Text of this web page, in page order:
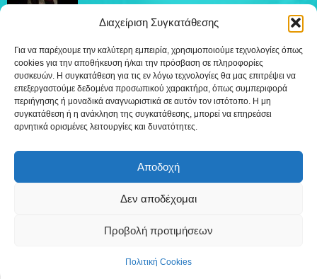
Διαχείριση Συγκατάθεσης
Για να παρέχουμε την καλύτερη εμπειρία, χρησιμοποιούμε τεχνολογίες όπως
cookies για την αποθήκευση ή/και την πρόσβαση σε πληροφορίες
συσκευών. Η συγκατάθεση για τις εν λόγω τεχνολογίες θα μας επιτρέψει να
επεξεργαστούμε δεδομένα προσωπικού χαρακτήρα, όπως συμπεριφορά
περιήγησης ή μοναδικά αναγνωριστικά σε αυτόν τον ιστότοπο. Η μη
συγκατάθεση ή η ανάκληση της συγκατάθεσης, μπορεί να επηρεάσει
αρνητικά ορισμένες λειτουργίες και δυνατότητες.
Αποδοχή
Δεν αποδέχομαι
Προβολή προτιμήσεων
Πολιτική Cookies
ΔΗΜΟΦΙΛΗ ΚΑΤΗΓΟΡΙΑ
Ειδήσεις
Εκπομπές
Τοπικά
Συνεντεύξεις 12
Δημιουργία WebTerior.gr